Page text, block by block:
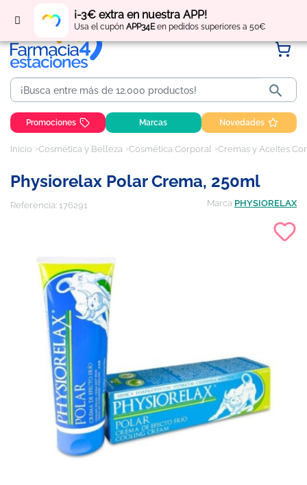
¡-3€ extra en nuestra APP!
Usa el cupón APP34Een pedidos superiores a 50€
Regístratey obtén puntos por tus compras

Promociones Marcas Novedades
Inicio Cosmética y Belleza Cosmética Corporal Cremas y Aceites
Physiorelax Polar Crema, 250ml
Referencia: 176291 Marca PHYSIORELAX